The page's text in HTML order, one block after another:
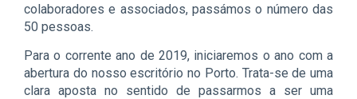
colaboradores e associados, passámos o número das
50 pessoas.
Para o corrente ano de 2019, iniciaremos o ano com a
abertura do nosso escritório no Porto. Trata-se de uma
clara aposta no sentido de passarmos a ser uma